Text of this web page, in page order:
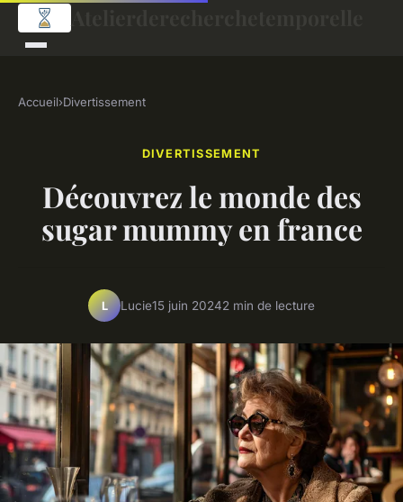
Accueil›Divertissement
DIVERTISSEMENT
Découvrez le monde des
sugar mummy en france
L Lucie15 juin 20242 min de lecture